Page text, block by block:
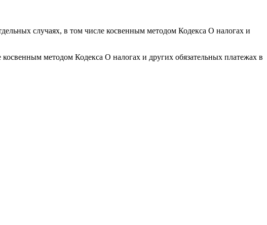
случаях, в том числе косвенным методом Кодекса О налогах и
методом Кодекса О налогах и других обязательных платежах в